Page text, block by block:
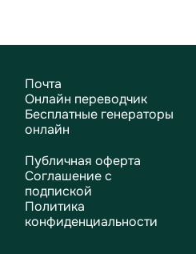
Почта
Онлайн переводчик
Бесплатные генераторы
онлайн
Публичная оферта
Соглашение с
подпиской
Политика
конфиденциальности